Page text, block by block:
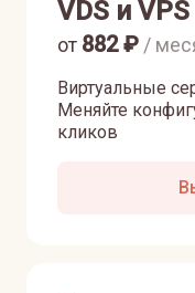
VDS и VPS
Виртуальные
Меняйте
кликов
от 882₽ /